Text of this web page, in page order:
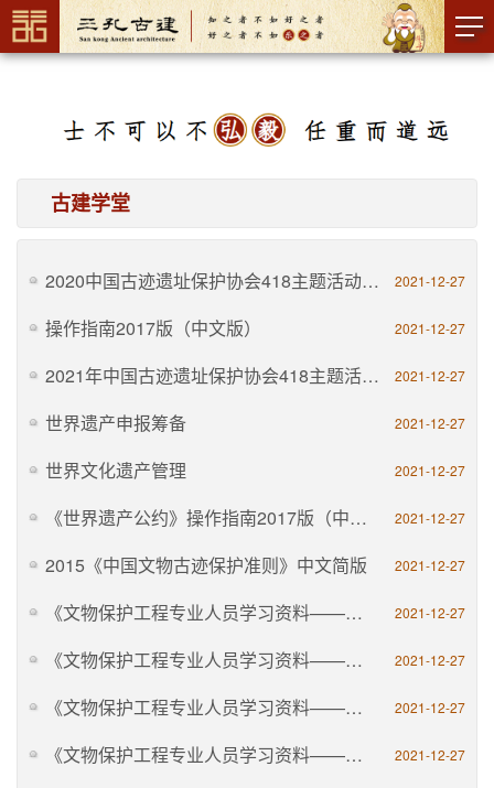
古建学堂
2020中国古迹遗址保护协会418主题活动特刊 2021-12-27
操作指南2017版（中文版） 2021-12-27
2021年中国古迹遗址保护协会418主题活动特辑 2021-12-27
世界遗产申报筹备 2021-12-27
世界文化遗产管理 2021-12-27
《世界遗产公约》操作指南2017版（中文版） 2021-12-27
2015《中国文物古迹保护准则》中文简版 2021-12-27
《文物保护工程专业人员学习资料——保护规划》 2021-12-27
《文物保护工程专业人员学习资料——壁画》 2021-12-27
《文物保护工程专业人员学习资料——石窟寺和石刻》 2021-12-27
《文物保护工程专业人员学习资料——古建筑》 2021-12-27